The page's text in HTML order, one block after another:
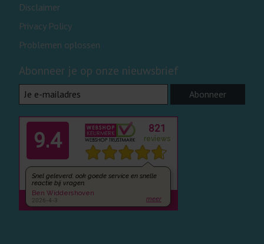
Disclaimer
Privacy Policy
Problemen oplossen
Abonneer je op onze nieuwsbrief
Abonneer